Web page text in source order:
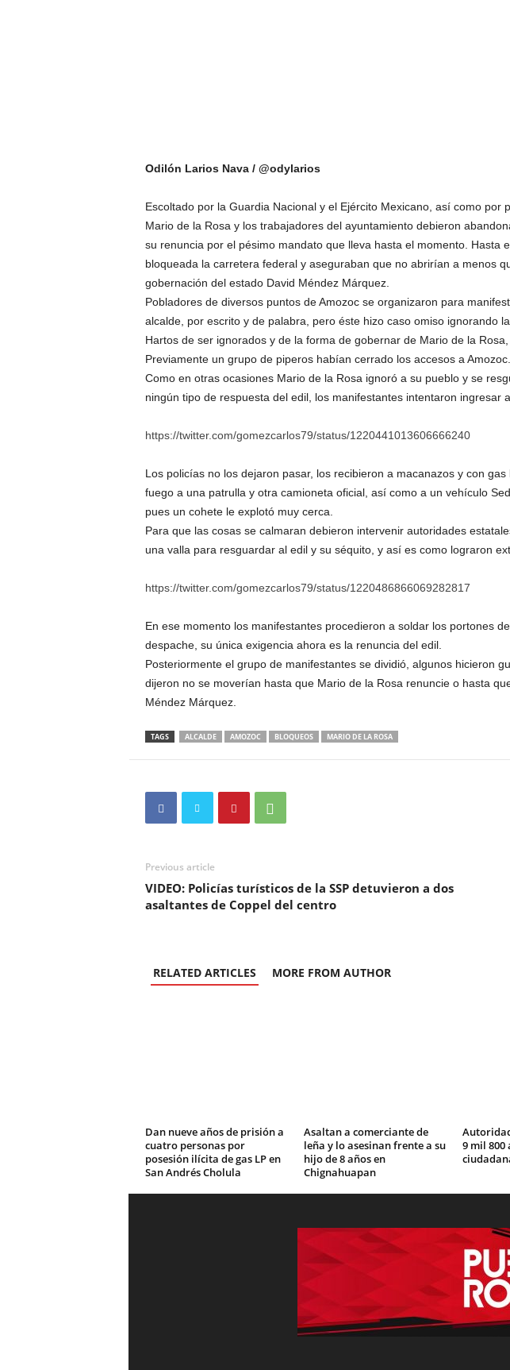
Odilón Larios Nava / @odylarios
Escoltado por la Guardia Nacional y el Ejército Mexicano, así como
Mario de la Rosa y los trabajadores del ayuntamiento debieron
su renuncia por el pésimo mandato que lleva hasta el momento.
bloqueada la carretera federal y aseguraban que no abrirían a menos
gobernación del estado David Méndez Márquez.
Pobladores de diversos puntos de Amozoc se organizaron para
alcalde, por escrito y de palabra, pero éste hizo caso omiso ignorando
Hartos de ser ignorados y de la forma de gobernar de Mario de la
Previamente un grupo de piperos habían cerrado los accesos a Amozoc.
Como en otras ocasiones Mario de la Rosa ignoró a su pueblo y se
ningún tipo de respuesta del edil, los manifestantes intentaron ingresar
https://twitter.com/gomezcarlos79/status/1220441013606666240
Los policías no los dejaron pasar, los recibieron a macanazos y con
fuego a una patrulla y otra camioneta oficial, así como a un vehículo
pues un cohete le explotó muy cerca.
Para que las cosas se calmaran debieron intervenir autoridades
una valla para resguardar al edil y su séquito, y así es como lograron
https://twitter.com/gomezcarlos79/status/1220486866069282817
En ese momento los manifestantes procedieron a soldar los portones
despache, su única exigencia ahora es la renuncia del edil.
Posteriormente el grupo de manifestantes se dividió, algunos hicieron
dijeron no se moverían hasta que Mario de la Rosa renuncie o hasta
Méndez Márquez.
TAGS ALCALDE AMOZOC BLOQUEOS MARIO DE LA ROSA
Previous article
VIDEO: Policías turísticos de la SSP detuvieron a dos
asaltantes de Coppel del centro
RELATED ARTICLES MORE FROM AUTHOR
Dan nueve años de prisión a
cuatro personas por
posesión ilícita de gas LP en
San Andrés Cholula
Asaltan a comerciante de
leña y lo asesinan frente a su
hijo de 8 años en
Chignahuapan
9 mil 800